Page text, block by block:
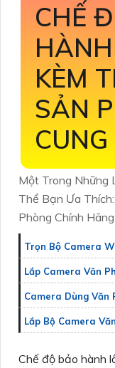
CHẾ
KÈM
SẢN
Một Trong Những
Thể Bạn Ưa
Phòng Chính Hãng
Trọn Bộ Camera
Lắp Camera Văn
Camera Dùng Văn
Lắp Bộ Camera
Chế độ bảo hành